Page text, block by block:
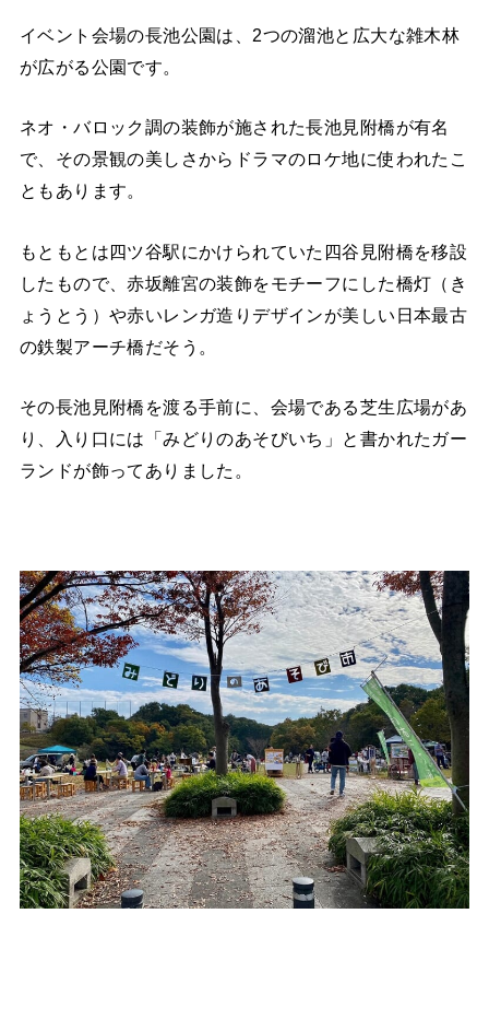
イベント会場の長池公園は、2つの溜池と広大な雑木林
が広がる公園です。
ネオ・バロック調の装飾が施された長池見附橋が有名
で、その景観の美しさからドラマのロケ地に使われたこ
ともあります。
もともとは四ツ谷駅にかけられていた四谷見附橋を移設
したもので、赤坂離宮の装飾をモチーフにした橋灯（き
ょうとう）や赤いレンガ造りデザインが美しい日本最古
の鉄製アーチ橋だそう。
その長池見附橋を渡る手前に、会場である芝生広場があ
り、入り口には「みどりのあそびいち」と書かれたガー
ランドが飾ってありました。